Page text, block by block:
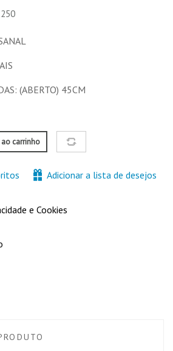
(ABERTO) 45CM
carrinho
Adicionar a lista de desejos
e Cookies